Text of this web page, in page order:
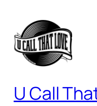
treści
U Call